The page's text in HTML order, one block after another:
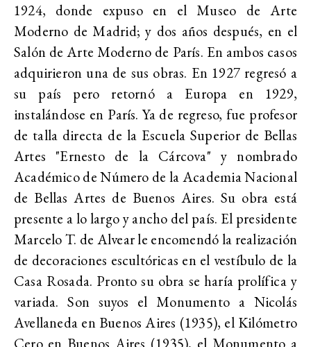
1924, donde expuso en el Museo de Arte
Moderno de Madrid; y dos años después, en el
Salón de Arte Moderno de París. En ambos casos
adquirieron una de sus obras. En 1927 regresó a
su país pero retornó a Europa en 1929,
instalándose en París. Ya de regreso, fue profesor
de talla directa de la Escuela Superior de Bellas
Artes "Ernesto de la Cárcova" y nombrado
Académico de Número de la Academia Nacional
de Bellas Artes de Buenos Aires. Su obra está
presente a lo largo y ancho del país. El presidente
Marcelo T. de Alvear le encomendó la realización
de decoraciones escultóricas en el vestíbulo de la
Casa Rosada. Pronto su obra se haría prolífica y
variada. Son suyos el Monumento a Nicolás
Avellaneda en Buenos Aires (1935), el Kilómetro
Cero en Buenos Aires (1935), el Monumento a